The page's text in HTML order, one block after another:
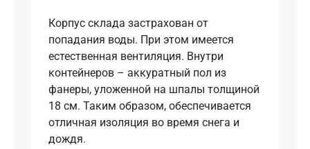
Корпус склада застрахован от
попадания воды. При этом имеется
естественная вентиляция. Внутри
контейнеров – аккуратный пол из
фанеры, уложенной на шпалы толщиной
18 см. Таким образом, обеспечивается
отличная изоляция во время снега и
дождя.